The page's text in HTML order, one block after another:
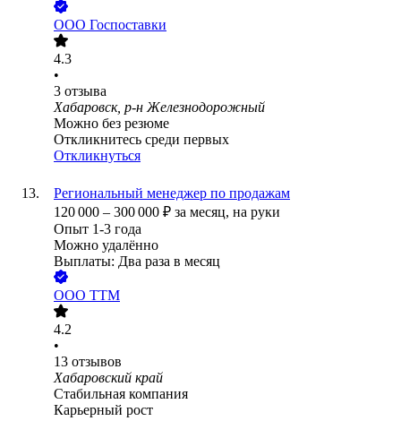
ООО Госпоставки
4.3
•
3 отзыва
Хабаровск, р-н Железнодорожный
Можно без резюме
Откликнитесь среди первых
Откликнуться
Региональный менеджер по продажам
120 000 – 300 000 ₽ за месяц, на руки
Опыт 1-3 года
Можно удалённо
Выплаты: Два раза в месяц
ООО ТТМ
4.2
•
13 отзывов
Хабаровский край
Стабильная компания
Карьерный рост